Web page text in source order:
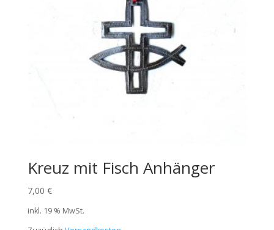
Kreuz mit Fisch Anhänger
7,00 €
inkl. 19 % MwSt.